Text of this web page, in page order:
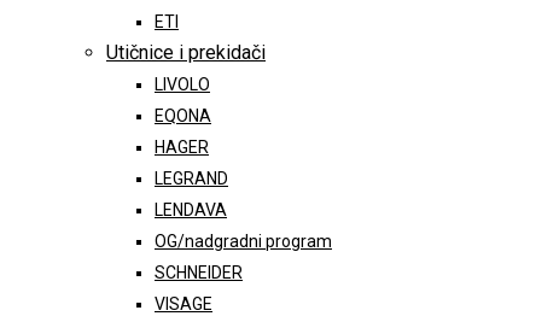
ETI
Utičnice i prekidači
LIVOLO
EQONA
HAGER
LEGRAND
LENDAVA
OG/nadgradni program
SCHNEIDER
VISAGE